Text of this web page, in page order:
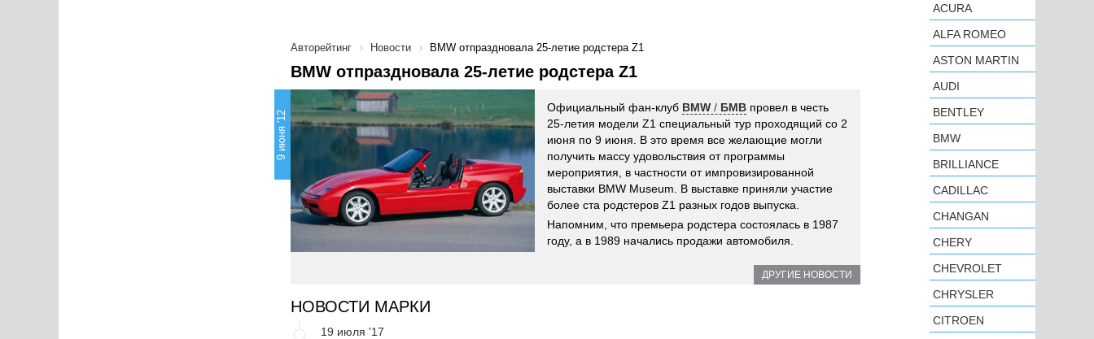
Авторейтинг Новости BMW отпраздновала 25-летие родстера Z1
BMW отпраздновала 25-летие родстера Z1
9 июня '12
Официальный фан-клуб BMW / БМВ провел в честь
25-летия модели Z1 специальный тур проходящий со 2
июня по 9 июня. В это время все желающие могли
получить массу удовольствия от программы
мероприятия, в частности от импровизированной
выставки BMW Museum. В выставке приняли участие
более ста родстеров Z1 разных годов выпуска.
Напомним, что премьера родстера состоялась в 1987
году, а в 1989 начались продажи автомобиля.
ДРУГИЕ НОВОСТИ
НОВОСТИ МАРКИ
19 июля '17
ACURA
ALFA ROMEO
ASTON MARTIN
AUDI
BENTLEY
BMW
BRILLIANCE
CADILLAC
CHANGAN
CHERY
CHEVROLET
CHRYSLER
CITROEN